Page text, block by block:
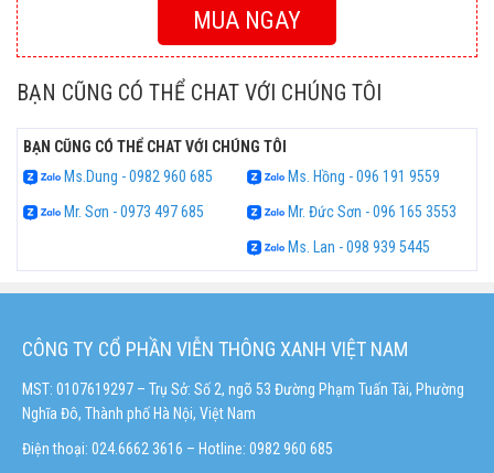
MUA NGAY
BẠN CŨNG CÓ THỂ CHAT VỚI CHÚNG TÔI
BẠN CŨNG CÓ THỂ CHAT VỚI CHÚNG TÔI
Ms.Dung - 0982 960 685
Ms. Hồng - 096 191 9559
Mr. Sơn - 0973 497 685
Mr. Đức Sơn - 096 165 3553
Ms. Lan - 098 939 5445
CÔNG TY CỔ PHẦN VIỄN THÔNG XANH VIỆT NAM
MST: 0107619297 – Trụ Sở: Số 2, ngõ 53 Đường Phạm Tuấn Tài, Phường
Nghĩa Đô, Thành phố Hà Nội, Việt Nam
Điện thoại: 024.6662 3616 – Hotline: 0982 960 685